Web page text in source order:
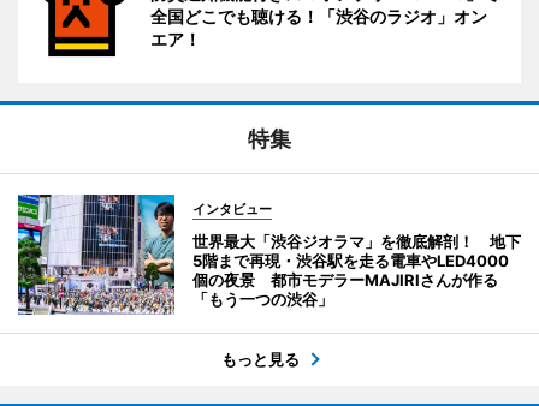
全国どこでも聴ける！「渋谷のラジオ」オン
エア！
特集
インタビュー
世界最大「渋谷ジオラマ」を徹底解剖！ 地下
5階まで再現・渋谷駅を走る電車やLED4000
個の夜景 都市モデラーMAJIRIさんが作る
「もう一つの渋谷」
もっと見る